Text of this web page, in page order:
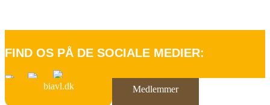
FIND OS PÅ DE SOCIALE MEDIER:
biavl.dk Medlemmer